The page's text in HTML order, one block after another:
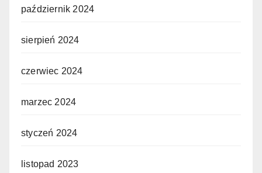
październik 2024
sierpień 2024
czerwiec 2024
marzec 2024
styczeń 2024
listopad 2023